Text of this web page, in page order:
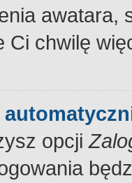
Ci chwilę
opcji